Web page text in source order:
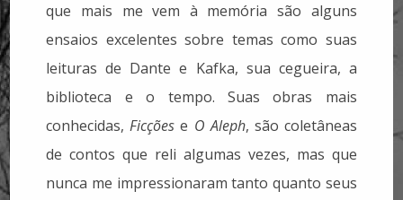
que mais me vem à memória são alguns
ensaios excelentes sobre temas como suas
leituras de Dante e Kafka, sua cegueira, a
biblioteca e o tempo. Suas obras mais
conhecidas,Ficções e O Aleph, são coletâneas
de contos que reli algumas vezes, mas que
nunca me impressionaram tanto quanto seus